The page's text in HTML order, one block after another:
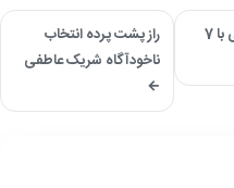
→ عکس| انتخاب مبلمان برای خانه‌ های نقلی با 7
راز پشت پرده انتخاب
ناخودآگاه شریک عاطفی
←